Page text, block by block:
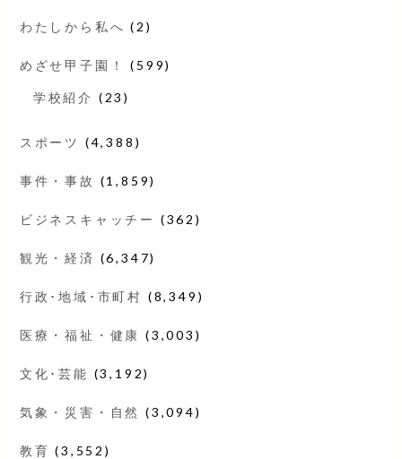
わたしから私へ (2)
めざせ甲子園！ (599)
学校紹介 (23)
スポーツ (4,388)
事件・事故 (1,859)
ビジネスキャッチー (362)
観光・経済 (6,347)
行政･地域･市町村 (8,349)
医療・福祉・健康 (3,003)
文化･芸能 (3,192)
気象・災害・自然 (3,094)
教育 (3,552)